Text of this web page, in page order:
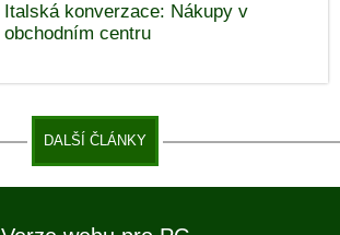
Italská konverzace: Nákupy v
obchodním centru
DALŠÍ ČLÁNKY